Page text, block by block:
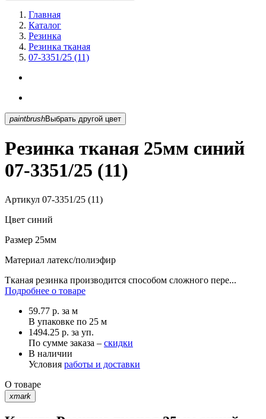
Главная
Каталог
Резинка
Резинка тканая
07-3351/25 (11)
paintbrush Выбрать другой цвет
Резинка тканая 25мм синий
07-3351/25 (11)
Артикул 07-3351/25 (11)
Цвет синий
Размер 25мм
Материал латекс/полиэфир
Тканая резинка производится способом сложного пере...
Подробнее о товаре
59.77 р. за м
В упаковке по 25 м
1494.25 р. за уп.
По сумме заказа – скидки
В наличии
Условия работы и доставки
О товаре
xmark